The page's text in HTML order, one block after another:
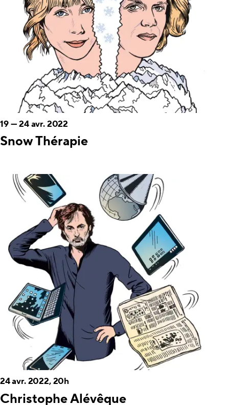
Snow Thérapie
19—24 avr. 2022
Christophe Alévêque
24 avr. 2022, 20h